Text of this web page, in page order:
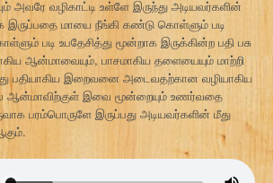
அவரே வழிகாட்டி உள்ளே இருந்து அடியவர்களின்
மாயை நீங்கி கண்டு கொள்ளும் படி
படி உபதேசித்து மூன்றாக இருக்கின்ற பதி பசு
ஆன்மாவையும், பாசமாகிய தளையையும் மாற்றி
பதியாகிய இறைவனை அடைவதற்கான வழியாகிய
ஆன்மாவிற்குள் இவை மூன்றையும் உணர்வதை
பரம்பொருளே இருப்பது அடியவர்களின் மீது